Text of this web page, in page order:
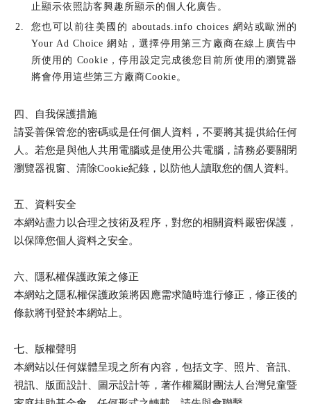
止顯示依照訪客興趣所顯示的個人化廣告。
您也可以前往美國的 aboutads.info choices 網站或歐洲的
Your Ad Choice 網站，選擇停用第三方廠商在線上廣告中
所使用的 Cookie，停用設定完成後您目前所使用的瀏覽器
將會停用這些第三方廠商Cookie。
四、自我保護措施
請妥善保管您的密碼或是任何個人資料，不要將其提供給任何
人。若您是與他人共用電腦或是使用公共電腦，請務必要關閉
瀏覽器視窗、清除Cookie紀錄，以防他人讀取您的個人資料。
五、資料安全
本網站盡力以合理之技術及程序，對您的相關資料嚴密保護，
以保障您個人資料之安全。
六、隱私權保護政策之修正
本網站之隱私權保護政策將因應需求隨時進行修正，修正後的
條款將刊登於本網站上。
七、版權聲明
本網站以任何媒體呈現之所有內容，包括文字、照片、音訊、
視訊、版面設計、圖示設計等，著作權屬財團法人台灣兒童暨